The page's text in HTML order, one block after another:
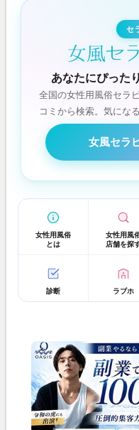
セ
あなたにぴった
全国の女性用風俗セラ
コミから検索。気にな
女風セラ
女性用風俗
とは
女性用風
店舗を探
診断 ラブホ